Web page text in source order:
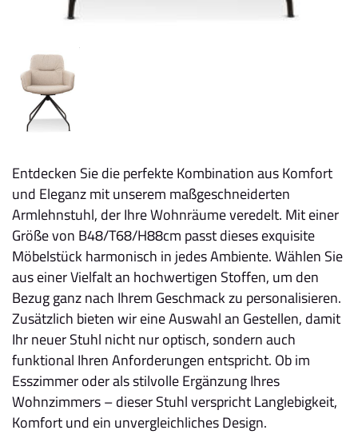
Entdecken Sie die perfekte Kombination aus Komfort
und Eleganz mit unserem maßgeschneiderten
Armlehnstuhl, der Ihre Wohnräume veredelt. Mit einer
Größe von B48/T68/H88cm passt dieses exquisite
Möbelstück harmonisch in jedes Ambiente. Wählen Sie
aus einer Vielfalt an hochwertigen Stoffen, um den
Bezug ganz nach Ihrem Geschmack zu personalisieren.
Zusätzlich bieten wir eine Auswahl an Gestellen, damit
Ihr neuer Stuhl nicht nur optisch, sondern auch
funktional Ihren Anforderungen entspricht. Ob im
Esszimmer oder als stilvolle Ergänzung Ihres
Wohnzimmers – dieser Stuhl verspricht Langlebigkeit,
Komfort und ein unvergleichliches Design.